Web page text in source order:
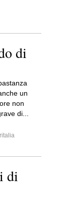
di
un
non
di...
di